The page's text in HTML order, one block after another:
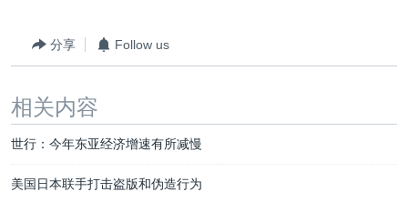
分享 Follow us
相关内容
世行：今年东亚经济增速有所减慢
美国日本联手打击盗版和伪造行为